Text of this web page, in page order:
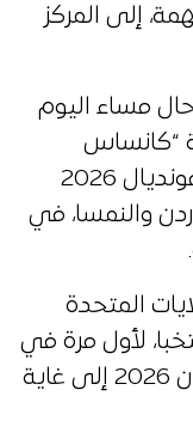
إلى المركز
مساء اليوم
نحو مدينة “كانساس
سيتي” الأمريكية، تحسبا لخوض مونديال 2026
والنمسا، في
2026 في الولايات المتحدة
بمشاركة 48 منتخبا، لأول مرة في
تاريخ المنافسة، وذلك خلال 11 جوان 2026 إلى غاية